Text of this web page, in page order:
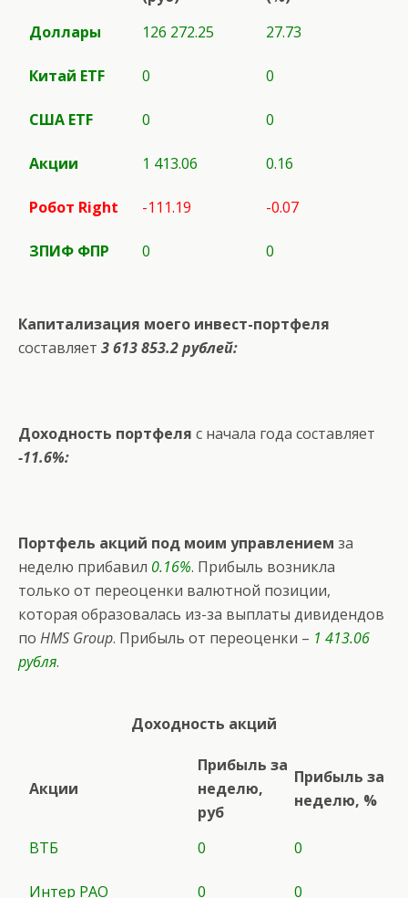
Доллары
126 272.25 27.73
Китай ETF 0 0
США ETF 0 0
Акции 1 413.06 0.16
Робот Right -111.19 -0.07
ЗПИФ ФПР 0 0
Капитализация моего инвест-портфеля
составляет 3 613 853.2 рублей:
Доходность портфеля с начала года составляет
-11.6%:
Портфель акций под моим управлением за
неделю прибавил 0.16%. Прибыль возникла
только от переоценки валютной позиции,
которая образовалась из-за выплаты дивидендов
по HMS Group. Прибыль от переоценки – 1 413.06
рубля.
Доходность акций
Акции
Прибыль за
неделю,
руб
Прибыль за
неделю, %
ВТБ 0 0
Интер РАО 0 0